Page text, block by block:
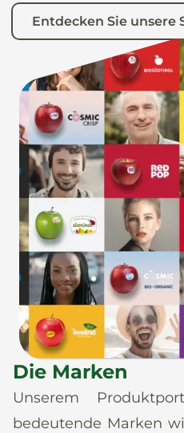
Entdecken Sie unsere
Die Marken
Unserem
bedeutende Marken